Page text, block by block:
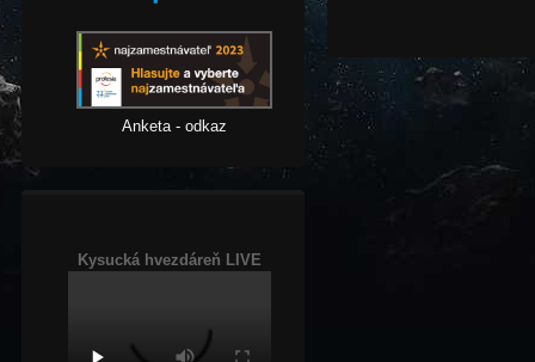
Anketa - odkaz
Kysucká hvezdáreň LIVE